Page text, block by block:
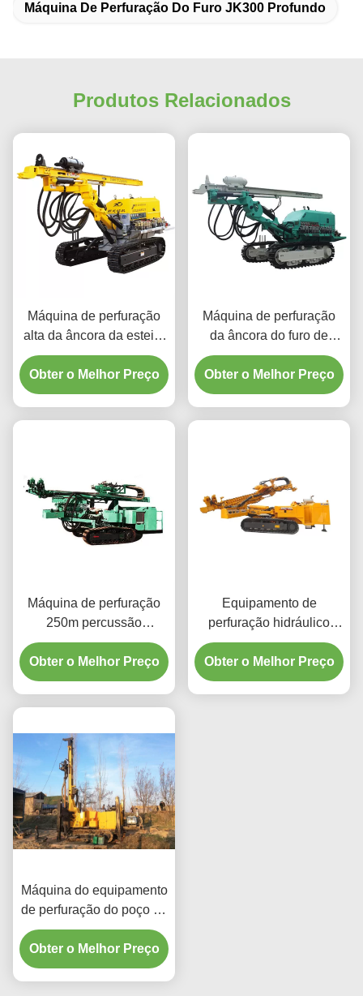
Máquina De Perfuração Do Furo JK300 Profundo
Produtos Relacionados
Máquina de perfuração
alta da âncora da esteira
rolante da pressão de ar
DTH
Obter o Melhor Preço
Máquina de perfuração
da âncora do furo de
sopro da esteira rolante
da construção
Obter o Melhor Preço
Máquina de perfuração
250m percussão
hidráulica da âncora à
terra
Obter o Melhor Preço
Equipamento de
perfuração hidráulico
giratório da âncora da
esteira rolante XMZ130
Obter o Melhor Preço
Máquina do equipamento
de perfuração do poço de
água do furo profundo da
esteira rolante JK300
Obter o Melhor Preço